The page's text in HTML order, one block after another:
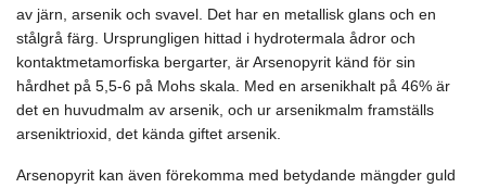
av järn, arsenik och svavel. Det har en metallisk glans och en
stålgrå färg. Ursprungligen hittad i hydrotermala ådror och
kontaktmetamorfiska bergarter, är Arsenopyrit känd för sin
hårdhet på 5,5-6 på Mohs skala. Med en arsenikhalt på 46% är
det en huvudmalm av arsenik, och ur arsenikmalm framställs
arseniktrioxid, det kända giftet arsenik.
Arsenopyrit kan även förekomma med betydande mängder guld